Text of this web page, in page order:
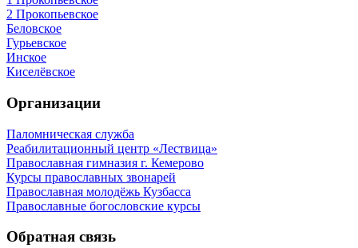
2 Прокопьевское
Беловское
Гурьевское
Инское
Киселёвское
Организации
Паломническая служба
Реабилитационный центр «Лествица»
Православная гимназия г. Кемерово
Курсы православных звонарей
Православная молодёжь Кузбасса
Православные богословские курсы
Обратная связь